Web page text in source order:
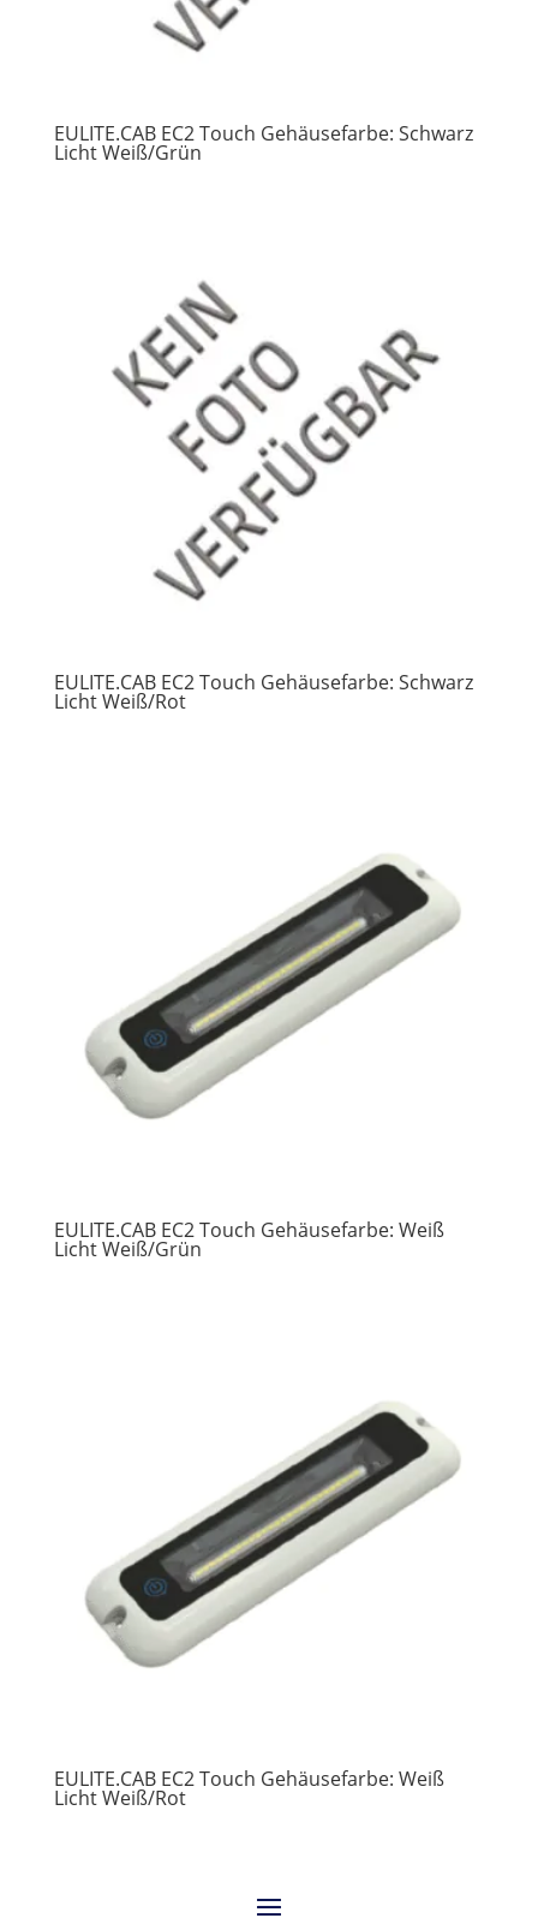
EULITE.CAB EC2 Touch Gehäusefarbe: Schwarz
Licht Weiß/Grün
EULITE.CAB EC2 Touch Gehäusefarbe: Schwarz
Licht Weiß/Rot
EULITE.CAB EC2 Touch Gehäusefarbe: Weiß
Licht Weiß/Grün
EULITE.CAB EC2 Touch Gehäusefarbe: Weiß
Licht Weiß/Rot